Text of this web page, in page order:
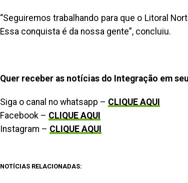
“Seguiremos trabalhando para que o Litoral
Essa conquista é da nossa gente”, concluiu.
Quer receber as notícias do Integração em
Siga o canal no whatsapp – CLIQUE AQUI
Facebook – CLIQUE AQUI
Instagram – CLIQUE AQUI
NOTÍCIAS RELACIONADAS: